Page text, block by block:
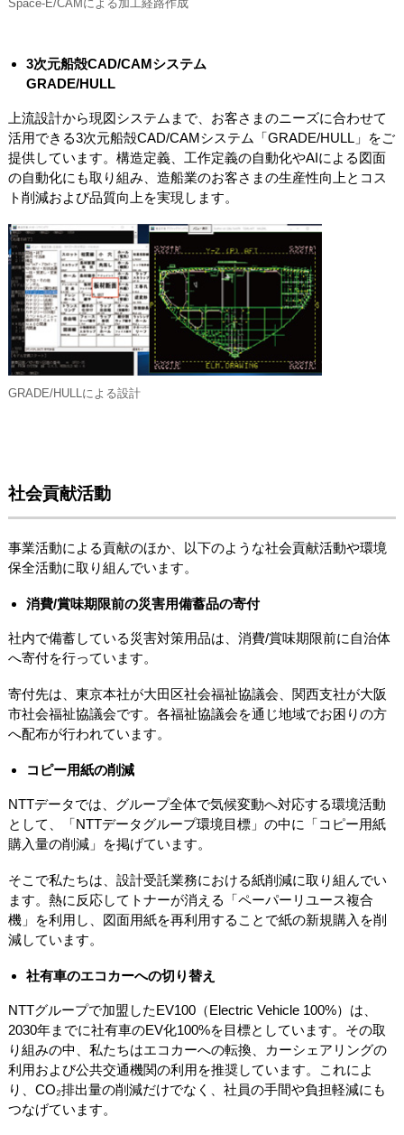
Space-E/CAMによる加工経路作成
3次元船殻CAD/CAMシステム
GRADE/HULL
上流設計から現図システムまで、お客さまのニーズに合わせて
活用できる3次元船殻CAD/CAMシステム「GRADE/HULL」をご
提供しています。構造定義、工作定義の自動化やAIによる図面
の自動化にも取り組み、造船業のお客さまの生産性向上とコス
ト削減および品質向上を実現します。
GRADE/HULLによる設計
社会貢献活動
事業活動による貢献のほか、以下のような社会貢献活動や環境
保全活動に取り組んでいます。
消費/賞味期限前の災害用備蓄品の寄付
社内で備蓄している災害対策用品は、消費/賞味期限前に自治体
へ寄付を行っています。
寄付先は、東京本社が大田区社会福祉協議会、関西支社が大阪
市社会福祉協議会です。各福祉協議会を通じ地域でお困りの方
へ配布が行われています。
コピー用紙の削減
NTTデータでは、グループ全体で気候変動へ対応する環境活動
として、「NTTデータグループ環境目標」の中に「コピー用紙
購入量の削減」を掲げています。
そこで私たちは、設計受託業務における紙削減に取り組んでい
ます。熱に反応してトナーが消える「ペーパーリユース複合
機」を利用し、図面用紙を再利用することで紙の新規購入を削
減しています。
社有車のエコカーへの切り替え
NTTグループで加盟したEV100（Electric Vehicle 100%）は、
2030年までに社有車のEV化100%を目標としています。その取
り組みの中、私たちはエコカーへの転換、カーシェアリングの
利用および公共交通機関の利用を推奨しています。これによ
り、CO₂排出量の削減だけでなく、社員の手間や負担軽減にも
つなげています。